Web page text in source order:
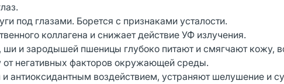
под глазами. Борется с признаками усталости.
коллагена и снижает действие УФ излучения.
и зародышей пшеницы глубоко питают и смягчают кожу,
негативных факторов окружающей среды.
воздействием, устраняют шелушение и